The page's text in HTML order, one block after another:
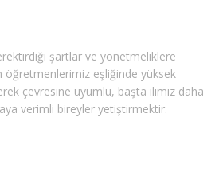
şartlar ve yönetmeliklere
eşliğinde yüksek
çevresine uyumlu, başta ilimiz daha
verimli bireyler yetiştirmektir.